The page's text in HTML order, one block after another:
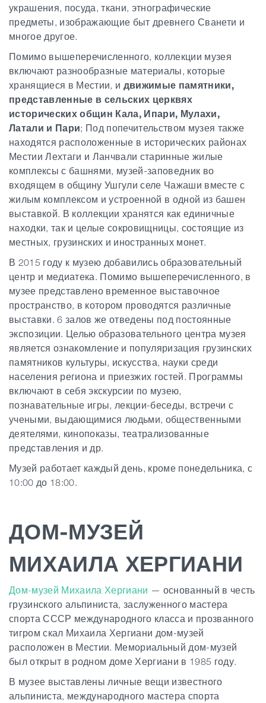
украшения, посуда, ткани, этнографические
предметы, изображающие быт древнего Сванети и
многое другое.
Помимо вышеперечисленного, коллекции музея
включают разнообразные материалы, которые
хранящиеся в Местии, и движимые памятники,
представленные в сельских церквях
исторических общин Кала, Ипари, Мулахи,
Латали и Пари; Под попечительством музея также
находятся расположенные в исторических районах
Местии Лехтаги и Ланчвали старинные жилые
комплексы с башнями, музей-заповедник во
входящем в общину Ушгулиселе Чажаши вместе с
жилым комплексом и устроенной в одной из башен
выставкой. В коллекции хранятся как единичные
находки, так и целые сокровищницы, состоящие из
местных, грузинских и иностранных монет.
В 2015 году к музею добавились образовательный
центр и медиатека. Помимо вышеперечисленного, в
музее представлено временное выставочное
пространство, в котором проводятся различные
выставки. 6 залов же отведены под постоянные
экспозиции. Целью образовательного центра музея
является ознакомление и популяризация грузинских
памятников культуры, искусства, науки среди
населения региона и приезжих гостей. Программы
включают в себя экскурсии по музею,
познавательные игры, лекции-беседы, встречи с
учеными, выдающимися людьми, общественными
деятелями, кинопоказы, театрализованные
представления и др.
Музей работает каждый день, кроме понедельника, с
10:00 до 18:00.
ДОМ-МУЗЕЙ
МИХАИЛА ХЕРГИАНИ
Дом-музей Михаила Хергиани — основанный в честь
грузинского альпиниста, заслуженного мастера
спорта СССР международного класса и прозванного
тигром скал Михаила Хергиани дом-музей
расположен в Местии. Мемориальный дом-музей
был открыт в родном доме Хергиани в 1985 году.
В музее выставлены личные вещи известного
альпиниста, международного мастера спорта